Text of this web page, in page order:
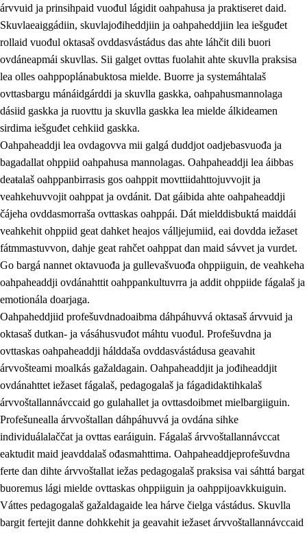
3. Skuvlla praksisa prinsihpat
3.1 Fátmmasteaddji oahppanbiras
3.2 Oahpaheapmi ja heivehuvvon oahpahus
3.3 Ovttasbargu ruovttu ja skuvlla gaskka
3.4 Oahpahus oahppofitnodagas ja bargoeallimis
3.5 Profešuvdnasearvevuohta ja skuvlaovdáneapmi
árvvuid ja prinsihpaid vuođul lágidit oahpahusa ja praktiseret daid.
Skuvlaeaiggádiin, skuvlajođiheddjiin ja oahpaheddjiin lea iešguđet
rollaid vuođul oktasaš ovddasvástádus das ahte láhčit dili buori
ovdáneapmái skuvllas. Sii galget ovttas fuolahit ahte skuvlla praksisa
lea olles oahppoplánabuktosa mielde. Buorre ja systemáhtalaš
ovttasbargu mánáidgárddi ja skuvlla gaskka, oahpahusmannolaga
dásiid gaskka ja ruovttu ja skuvlla gaskka lea mielde álkideamen
sirdima iešguđet cehkiid gaskka.
Oahpaheaddji lea ovdagovva mii galgá duddjot oadjebasvuođa ja
bagadallat ohppiid oahpahusa mannolagas. Oahpaheaddji lea áibbas
deaŧalaš oahppanbirrasis gos oahppit movttiidahttojuvvojit ja
veahkehuvvojit oahppat ja ovdánit. Dat gáibida ahte oahpaheaddji
čájeha ovddasmorraša ovttaskas oahppái. Dát mielddisbuktá maiddái
veahkehit ohppiid geat dahket heajos válljejumiid, eai dovdda iežaset
fátmmastuvvon, dahje geat rahčet oahppat dan maid sávvet ja vurdet.
Go bargá nannet oktavuođa ja gullevašvuođa ohppiiguin, de veahkeha
oahpaheaddji ovdánahttit oahppankultuvrra ja addit ohppiide fágalaš ja
emotionála doarjaga.
Oahpaheddjiid profešuvdnadoaibma dáhpáhuvvá oktasaš árvvuid ja
oktasaš dutkan- ja vásáhusvuđot máhtu vuođul. Profešuvdna ja
ovttaskas oahpaheaddji hálddaša ovddasvástádusa geavahit
árvvošteami moalkás gažaldagain. Oahpaheaddjit ja jođiheaddjit
ovdánahttet iežaset fágalaš, pedagogalaš ja fágadidaktihkalaš
árvvoštallannávccaid go gulahallet ja ovttasdoibmet mielbargiiguin.
Profešunealla árvvoštallan dáhpáhuvvá ja ovdána sihke
individuálalaččat ja ovttas earáiguin. Fágalaš árvvoštallannávccat
eaktudit maid jeavddalaš ođasmahttima. Oahpaheaddjeprofešuvdna
ferte dan dihte árvvoštallat iežas pedagogalaš praksisa vai sáhttá bargat
buoremus lági mielde ovttaskas ohppiiguin ja oahppijoavkkuiguin.
Váttes pedagogalaš gažaldagaide lea hárve čielga vástádus. Skuvlla
bargit fertejit danne dohkkehit ja geavahit iežaset árvvoštallannávccaid